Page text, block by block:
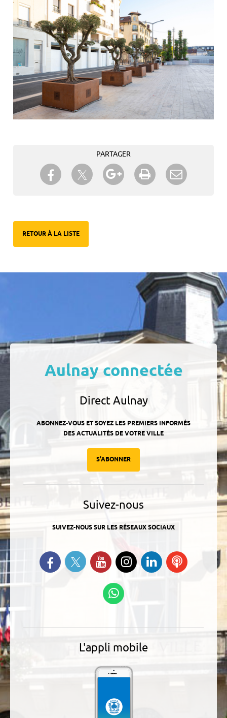
PARTAGER
Partager sur Facebook
Partager sur TwitterPartager sur Google+
Imprimer
RETOUR À LA LISTE
Aulnay connectée
Direct Aulnay
ABONNEZ-VOUS ET SOYEZ LES PREMIERS INFORMÉS
DES ACTUALITÉS DE VOTRE VILLE
S'ABONNER
Suivez-nous
SUIVEZ-NOUS SUR LES RÉSEAUX SOCIAUX
Retrouvez-nous sur Facebook
Suivez-nous sur Twitter
Suivez-nous sur YouTube
Suivez-nous sur
Instagram
Retrouvez-
nous sur
Ecoutez
L'appli mobile